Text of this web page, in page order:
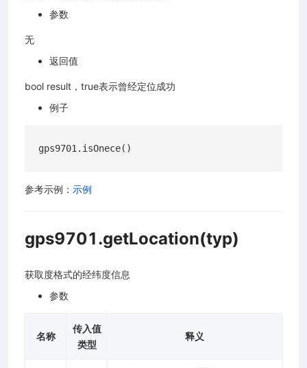
参数
无
返回值
bool result，true表示曾经定位成功
例子
参考示例： 示例
gps9701.getLocation(typ)
获取度格式的经纬度信息
参数
名称
传入值
类型
释义